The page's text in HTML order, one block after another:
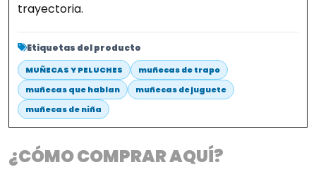
trayectoria.
Etiquetas del producto
MUÑECAS Y PELUCHES
muñecas de trapo
muñecas que hablan
muñecas de juguete
muñecas de niña
¿CÓMO COMPRAR AQUÍ?